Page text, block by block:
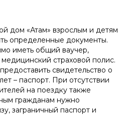
дом «Атам» взрослым и детям
определенные документы.
иметь общий ваучер,
страховой полис.
свидетельство о
– паспорт. При отсутствии
на поездку также
гражданам нужно
заграничный паспорт и